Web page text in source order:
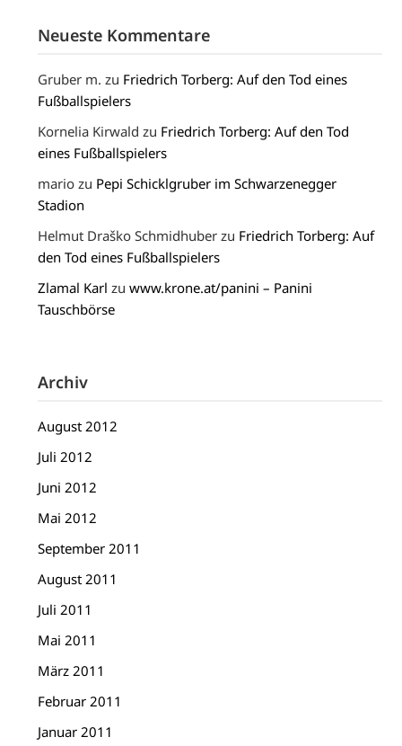
Neueste Kommentare
Gruber m. zu Friedrich Torberg: Auf den Tod eines
Fußballspielers
Kornelia Kirwald zu Friedrich Torberg: Auf den Tod
eines Fußballspielers
mario zu Pepi Schicklgruber im Schwarzenegger
Stadion
Helmut Draško Schmidhuber zu Friedrich Torberg: Auf
den Tod eines Fußballspielers
Zlamal Karl zuwww.krone.at/panini – Panini
Tauschbörse
Archiv
August 2012
Juli 2012
Juni 2012
Mai 2012
September 2011
August 2011
Juli 2011
Mai 2011
März 2011
Februar 2011
Januar 2011